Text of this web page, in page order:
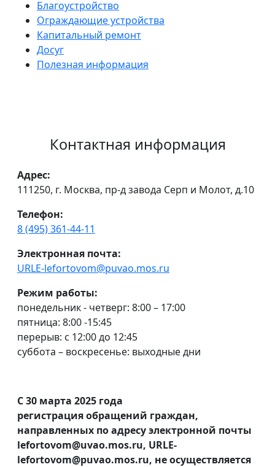
Благоустройство
Ограждающие устройства
Капитальный ремонт
Досуг
Полезная информация
Контактная информация
Адрес:
111250, г. Москва, пр-д завода Серп и Молот, д.10
Телефон:
8 (495) 361-44-11
Электронная почта:
URLE-lefortovom@puvao.mos.ru
Режим работы:
понедельник - четверг: 8:00 – 17:00
пятница: 8:00 -15:45
перерыв: с 12:00 до 12:45
суббота – воскресенье: выходные дни
С 30 марта 2025 года
регистрация обращений граждан,
направленных по адресу электронной почты
lefortovom@uvao.mos.ru, URLE-
lefortovom@puvao.mos.ru, не осуществляется